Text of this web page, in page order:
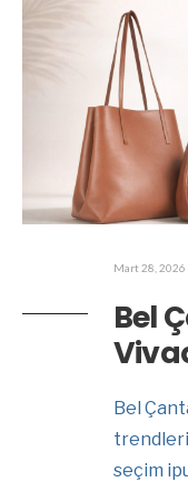
Mart 28, 2026
Bel
Bel
seçim